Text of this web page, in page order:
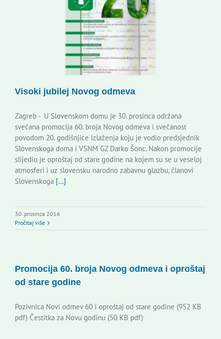
Korisne informacije
Visoki jubilej Novog odmeva
Zagreb - U Slovenskom domu je 30. prosinca održana
svečana promocija 60. broja Novog odmeva i svečanost
povodom 20. godišnjice izlaženja koju je vodio predsjednik
Slovenskoga doma i VSNM GZ Darko Šonc. Nakon promocije
slijedio je oproštaj od stare godine na kojem su se u veseloj
atmosferi i uz slovensku narodno zabavnu glazbu, članovi
Slovenskoga [...]
30. prosinca 2016
Pročitaj više
Promocija 60. broja Novog odmeva i oproštaj
od stare godine
Pozivnica Novi odmev 60 i oproštaj od stare godine (952 KB
pdf) Čestitka za Novu godinu (50 KB pdf)